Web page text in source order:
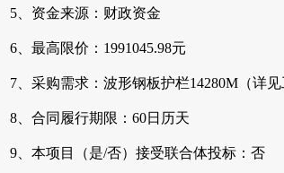
5、资金来源：财政资金
6、最高限价：1991045.98元
7、采购需求：波形钢板护栏14280M（详见
8、合同履行期限：60日历天
9、本项目（是/否）接受联合体投标：否